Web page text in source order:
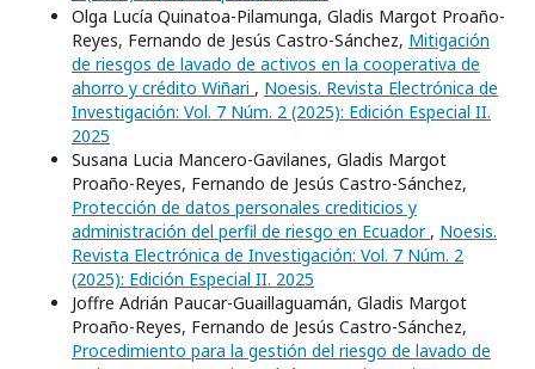
Olga Lucía Quinatoa-Pilamunga, Gladis Margot Proaño-
Reyes, Fernando de Jesús Castro-Sánchez, Mitigación
de riesgos de lavado de activos en la cooperativa de
ahorro y crédito Wiñari , Noesis. Revista Electrónica de
Investigación: Vol. 7 Núm. 2 (2025): Edición Especial II.
2025
Susana Lucia Mancero-Gavilanes, Gladis Margot
Proaño-Reyes, Fernando de Jesús Castro-Sánchez,
Protección de datos personales crediticios y
administración del perfil de riesgo en Ecuador , Noesis.
Revista Electrónica de Investigación: Vol. 7 Núm. 2
(2025): Edición Especial II. 2025
Joffre Adrián Paucar-Guaillaguamán, Gladis Margot
Proaño-Reyes, Fernando de Jesús Castro-Sánchez,
Procedimiento para la gestión del riesgo de lavado de